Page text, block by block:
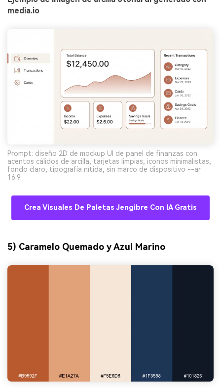
media.io
Prompt: diseño 2D de mockup UI de panel de finanzas con
acentos cálidos de arcilla, tarjetas limpias, iconos minimalistas,
fondo claro, tipografía nítida, sin marco de dispositivo --ar
16:9
Crea Visuales De Paletas Jengibre Con IA Gratis
5) Caramelo Quemado y Azul Marino
Crea imágenes IA
Empieza Gratis→